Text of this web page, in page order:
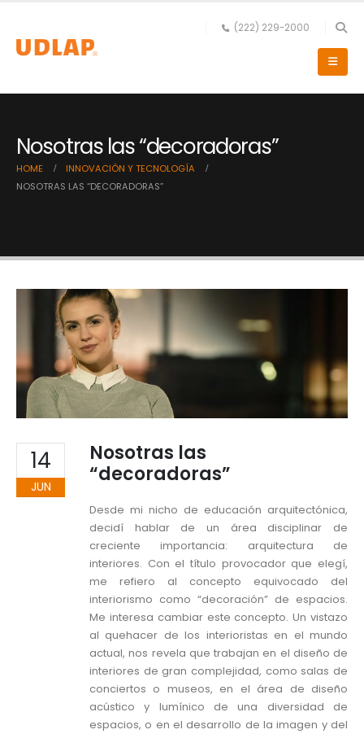
(222) 229-2000
Nosotras las “decoradoras”
HOME
INNOVACIÓN Y TECNOLOGÍA
NOSOTRAS LAS “DECORADORAS”
14
JUN
Nosotras las
“decoradoras”
Desde mi nicho de educación arquitectónica,
decidí hablar de un área disciplinar de
creciente importancia: arquitectura de
interiores. Con el título provocador que elegí,
me refiero al concepto equivocado del
interiorismo como “decoración” de espacios.
Me interesa cambiar este concepto. Un vistazo
al quehacer de los interioristas en el mundo
actual, nos revela que trabajan en el diseño de
interiores de gran complejidad, como salas de
conciertos o museos, en el área de diseño
acústico y lumínico de una diversidad de
espacios, o en el desarrollo de la imagen y del